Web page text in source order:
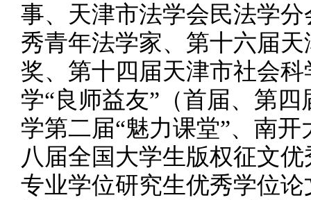
事、天津市法学会民法学
秀青年法学家、第十六届
奖、第十四届天津市社会
学“良师益友”（首届、第
学第二届“魅力课堂”、南
八届全国大学生版权征文
专业学位研究生优秀学位